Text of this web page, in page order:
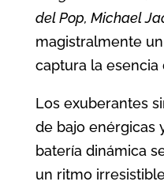
del Pop, Michael
magistralmente
captura la esencia
Los exuberantes
de bajo enérgicas
batería dinámica
un ritmo